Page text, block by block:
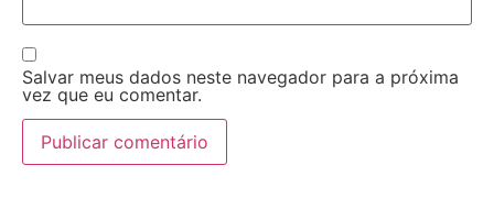
Salvar meus dados neste navegador para a próxima
vez que eu comentar.